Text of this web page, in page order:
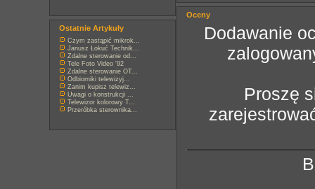
Ostatnie Artykuły
Czym zastąpić mikrok...
Janusz Łokuć Technik...
Zdalne sterowanie od...
Tele Foto Video '92
Zdalne sterowanie OT...
Odbiorniki telewizyj...
Zanim kupisz telewiz...
Uwagi o konstrukcji ...
Telewizor kolorowy T...
Przeróbka sterownika...
Oceny
Dodawanie
Proszę